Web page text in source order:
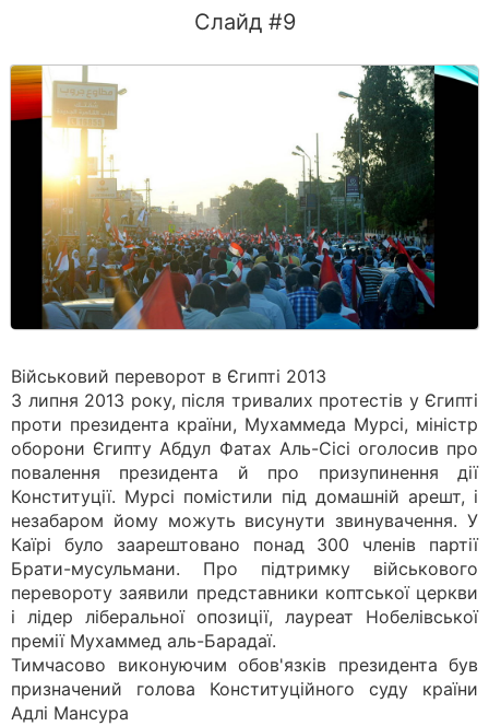
Слайд #9
Військовий переворот в Єгипті 2013
3 липня 2013 року, після тривалих протестів у Єгипті
проти президента країни, Мухаммеда Мурсі, міністр
оборони Єгипту Абдул Фатах Аль-Сісі оголосив про
повалення президента й про призупинення дії
Конституції. Мурсі помістили під домашній арешт, і
незабаром йому можуть висунути звинувачення. У
Каїрі було заарештовано понад 300 членів партії
Брати-мусульмани. Про підтримку військового
перевороту заявили представники коптської церкви
і лідер ліберальної опозиції, лауреат Нобелівської
премії Мухаммед аль-Барадаї.
Тимчасово виконуючим обов'язків президента був
призначений голова Конституційного суду країни
Адлі Мансура